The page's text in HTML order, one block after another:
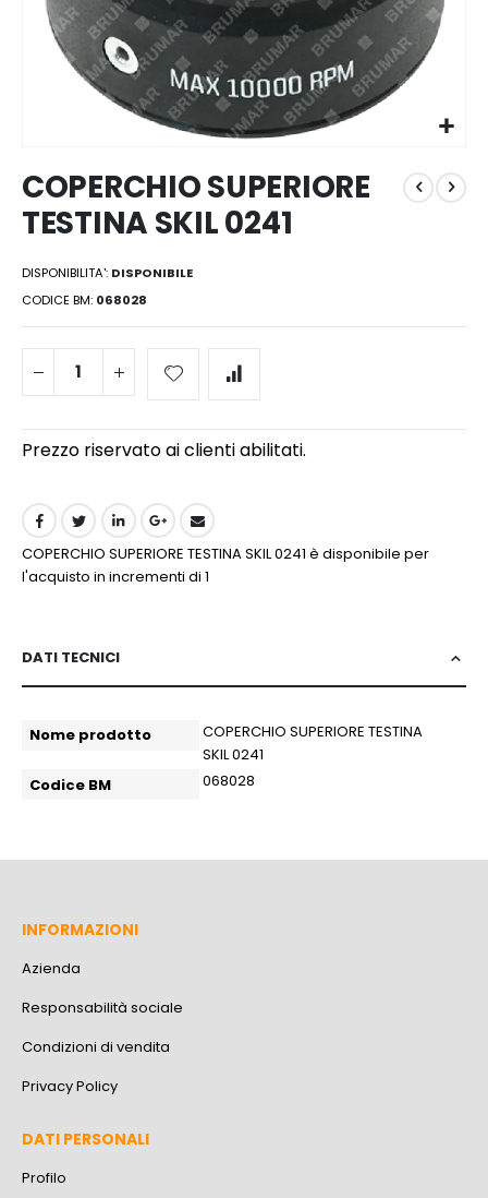
all'inizio
della
galleria
immagini
COPERCHIO SUPERIORE
TESTINA SKIL 0241
DISPONIBILITA': DISPONIBILE
CODICE BM 068028
Prezzo riservato ai clienti abilitati.
COPERCHIO SUPERIORE TESTINA SKIL 0241 è disponibile per
l'acquisto in incrementi di 1
DATI TECNICI
More
more
Nome prodotto
COPERCHIO SUPERIORE TESTINA
SKIL 0241
Codice BM
068028
INFORMAZIONI
Azienda
Responsabilità sociale
Condizioni di vendita
Privacy Policy
DATI PERSONALI
Profilo